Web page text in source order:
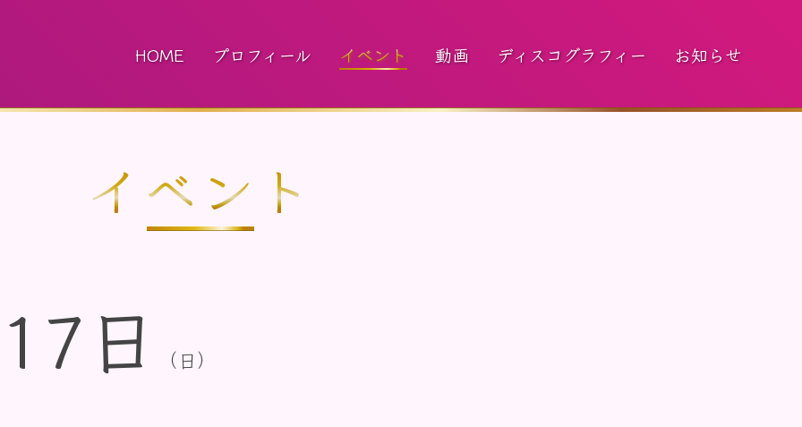
HOME プロフィール イベント 動画 ディスコグラフィー お知らせ
イベント
日 （日）